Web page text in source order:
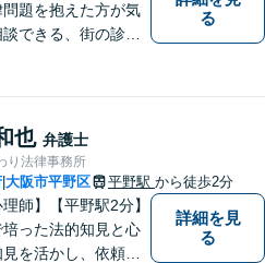
題を抱えた方が気
できる、街の診療
応しております。
相談ください。
休日対応可】
る
也 弁護士
り法律事務所
大阪市平野区 平野駅 から徒歩2分
理師】【平野駅2分】
培った法的知見と心
を活かし、依頼者
詳細を見
る